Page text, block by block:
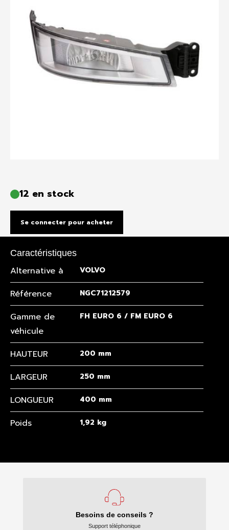
Besoins de conseils ?
Support téléphonique
12 en stock
Se connecter pour acheter
Caractéristiques
Alternative à VOLVO
Référence NGC71212579
Gamme de
véhicule
FH EURO 6 / FM EURO 6
HAUTEUR 200 mm
LARGEUR 250 mm
LONGUEUR 400 mm
Poids 1,92 kg